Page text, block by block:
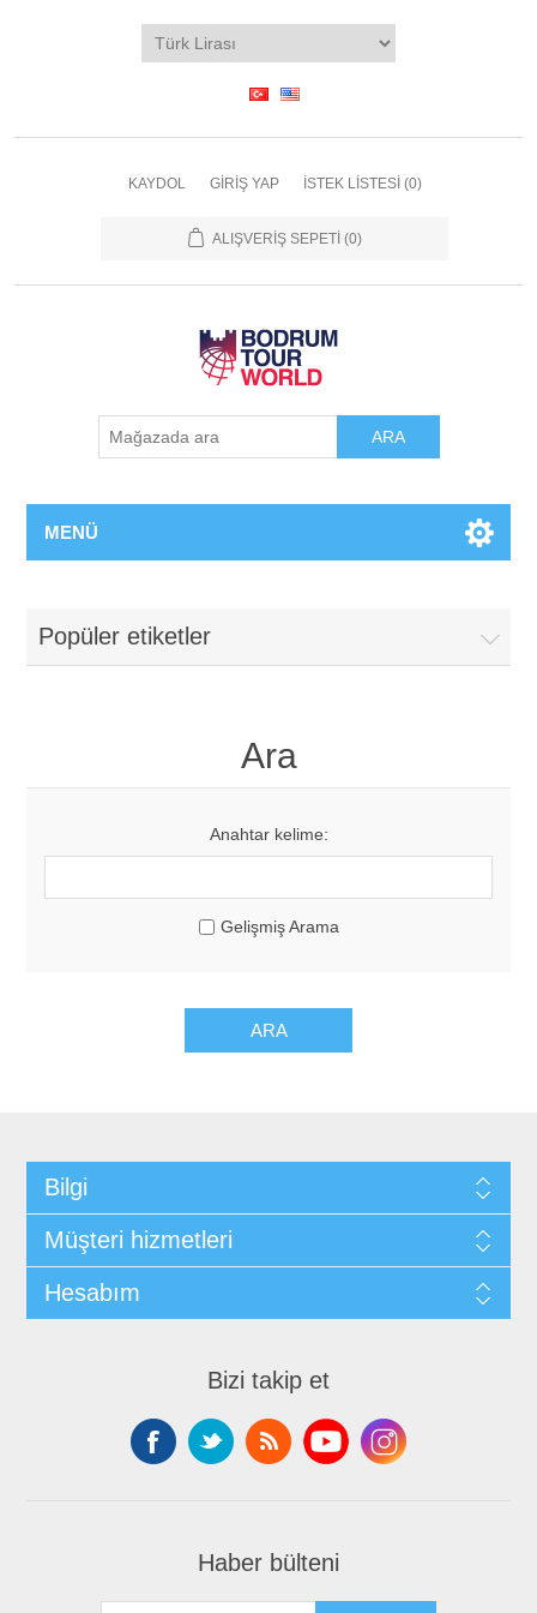
KAYDOL GIRIŞ YAP İSTEK LISTESI (0)
ALIŞVERIŞ SEPETI (0)
ARA
MENÜ
Popüler etiketler
Ara
Anahtar kelime:
Gelişmiş Arama
ARA
Bilgi
Müşteri hizmetleri
Hesabım
Bizi takip et
Haber bülteni